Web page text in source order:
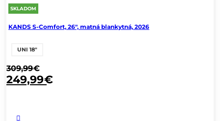
SKLADOM
KANDS S-Comfort, 26", matná blankytná, 2026
UNI 18"
309,99€
249,99€